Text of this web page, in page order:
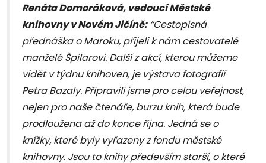
Renáta Domoráková, vedoucí Městské
knihovny v Novém Jičíně:“Cestopisná
přednáška o Maroku, přijeli k nám cestovatelé
manželé Špilarovi. Další z akcí, kterou můžeme
vidět v týdnu knihoven, je výstava fotografií
Petra Bazaly. Připravili jsme pro celou veřejnost,
nejen pro naše čtenáře, burzu knih, která bude
prodloužena až do konce října. Jedná se o
knížky, které byly vyřazeny z fondu městské
knihovny. Jsou to knihy především starší, o které